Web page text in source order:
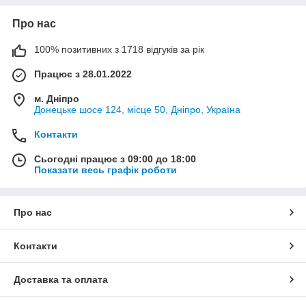
Про нас
100% позитивних з 1718 відгуків за рік
Працює з 28.01.2022
м. Дніпро
Донецьке шосе 124, місце 50, Дніпро, Україна
Контакти
Сьогодні працює з 09:00 до 18:00
Показати весь графік роботи
Про нас
Контакти
Доставка та оплата